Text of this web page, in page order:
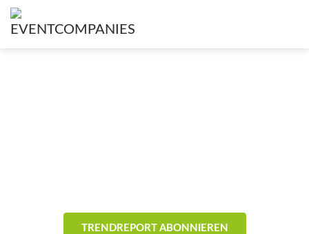
TRENDREPORT ABONNIEREN